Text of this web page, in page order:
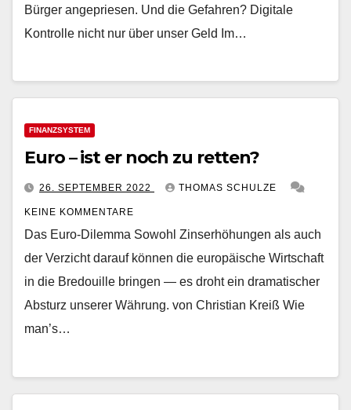
Bürger angepriesen. Und die Gefahren? Digitale
Kontrolle nicht nur über unser Geld Im…
FINANZSYSTEM
Euro – ist er noch zu retten?
26. SEPTEMBER 2022 THOMAS SCHULZE
KEINE KOMMENTARE
Das Euro-Dilemma Sowohl Zinserhöhungen als auch
der Verzicht darauf können die europäische Wirtschaft
in die Bredouille bringen — es droht ein dramatischer
Absturz unserer Währung. von Christian Kreiß Wie
man’s…